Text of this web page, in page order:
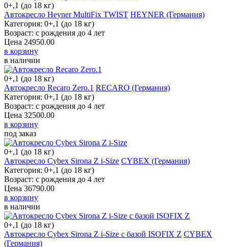
0+,1 (до 18 кг)
Автокресло Heyner MultiFix TWIST HEYNER (Германия)
Категория: 0+,1 (до 18 кг)
Возраст: с рождения до 4 лет
Цена 24950.00
в корзину
в наличии
0+,1 (до 18 кг)
Автокресло Recaro Zero.1 RECARO (Германия)
Категория: 0+,1 (до 18 кг)
Возраст: с рождения до 4 лет
Цена 32500.00
в корзину
под заказ
0+,1 (до 18 кг)
Автокресло Cybex Sirona Z i-Size CYBEX (Германия)
Категория: 0+,1 (до 18 кг)
Возраст: с рождения до 4 лет
Цена 36790.00
в корзину
в наличии
0+,1 (до 18 кг)
Автокресло Cybex Sirona Z i-Size c базой ISOFIX Z CYBEX (Германия)